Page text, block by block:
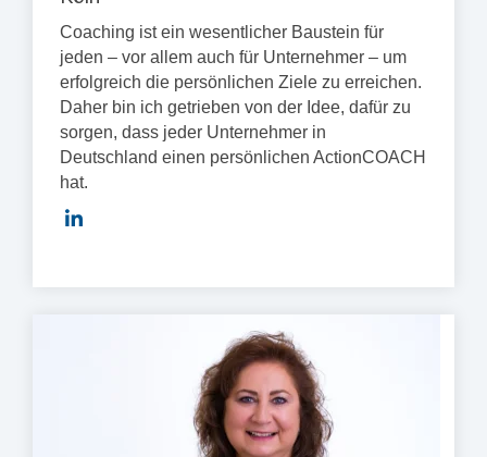
Coaching ist ein wesentlicher Baustein für
jeden – vor allem auch für Unternehmer – um
erfolgreich die persönlichen Ziele zu erreichen.
Daher bin ich getrieben von der Idee, dafür zu
sorgen, dass jeder Unternehmer in
Deutschland einen persönlichen ActionCOACH
hat.